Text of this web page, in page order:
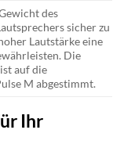
des
sicher zu
Lautstärke eine
Die
auf die
M abgestimmt.
Ihr